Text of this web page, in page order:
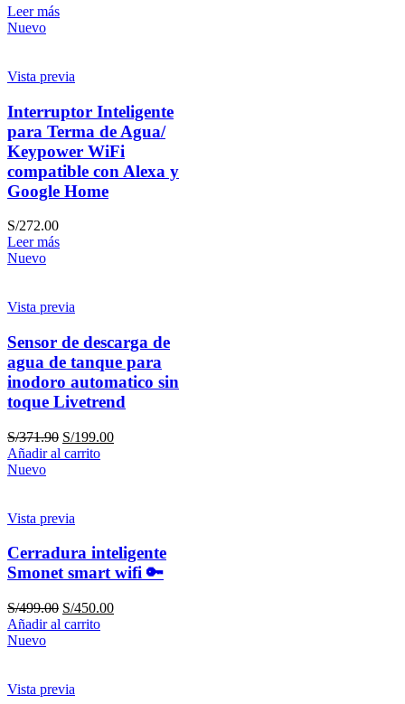
Leer más
Nuevo
Vista previa
Interruptor Inteligente
para Terma de Agua/
Keypower WiFi
compatible con Alexa y
Google Home
S/272.00
Leer más
Nuevo
Vista previa
Sensor de descarga de
agua de tanque para
inodoro automatico sin
toque Livetrend
S/371.90 S/199.00
Añadir al carrito
Nuevo
Vista previa
Cerradura inteligente
Smonet smart wifi 🔑
S/499.00 S/450.00
Añadir al carrito
Nuevo
Vista previa